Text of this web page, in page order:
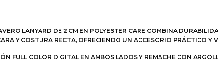
LANYARD DE 2 CM EN POLYESTER CARE COMBINA
Y COSTURA RECTA, OFRECIENDO UN ACCESORIO PRÁCTICO Y
FULL COLOR DIGITAL EN AMBOS LADOS Y REMACHE CON